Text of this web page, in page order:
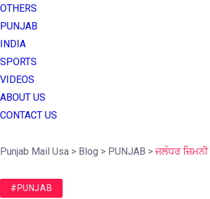
OTHERS
PUNJAB
INDIA
SPORTS
VIDEOS
ABOUT US
CONTACT US
Punjab Mail Usa > Blog > PUNJAB >ਜਲੰਧਰ ਜ਼ਿਮਨੀ
#PUNJAB